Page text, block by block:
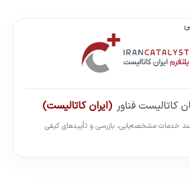
کاتالیست فناور (ایران کاتالیست)
| فرآیند آنلاین بازرسی | صدور آنی کد رهگیری